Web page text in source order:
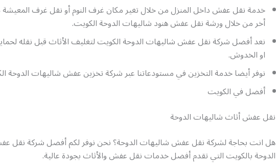
خدمة نقل عفش داخل المنزل من خلال تغير مكان غرف النوم أو نقل غرف
أخر من خلال ورشة نقل عفش هنود شاليهات الدوحة الكويت.
نعد أفضل شركة نقل عفش شاليهات الدوحة الكويت لتغليف الأثاث قبل نقله
او الخدوش.
نوفر أيضا خدمة التخزين في مستودعاتنا عبر شركة تخزين عفش شاليهات الدوحة
أفضلفي الكويت
نقل عفش أثاث شاليهات الدوحة
هل انت بحاجة لشركة نقل عفش شاليهات الدوحة؟ نحن نوفر لكم أفضل شركة نقل
الدوحة بالكويت التي تقدم أفضل خدمات نقل عفش والأثاث بجودة عالية.